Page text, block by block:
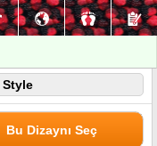
Style
Bu Dizaynı Seç